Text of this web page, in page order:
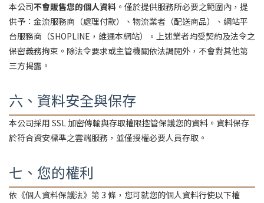
本公司不會販售您的個人資料 。僅於提供服務所必要之範圍內，提
供予：金流服務商（處理付款）、物流業者（配送商品）、網站平
台服務商（SHOPLINE，維運本網站）。上述業者均受契約及法令之
保密義務拘束。除法令要求或主管機關依法調閱外，不會對其他第
三方揭露。
六、資料安全與保存
本公司採用 SSL 加密傳輸與存取權限控管保護您的資料。資料保存
於符合資安標準之雲端服務，並僅授權必要人員存取。
七、您的權利
依《個人資料保護法》第 3 條，您可就您的個人資料行使以下權